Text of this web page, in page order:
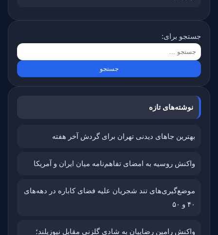
جستجو برای:
نوشته‌های تازه
بهترین جاهای دیدنی تهران برای گردش آخر هفته
واکنش روسیه به امضای تفاهم‌نامه میان ایران و آمریکا
موضع‌گیری‌های تند شجریان علیه فضای کاباره در دهه‌های
۴۰ و ۵۰
واکنش رامین رضاییان به شادی گلزنی مقابل نیوزیلند؛